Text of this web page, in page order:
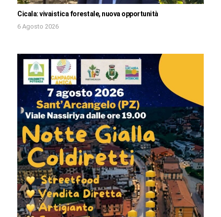
Cicala: vivaistica forestale, nuova opportunità
6 Agosto 2026